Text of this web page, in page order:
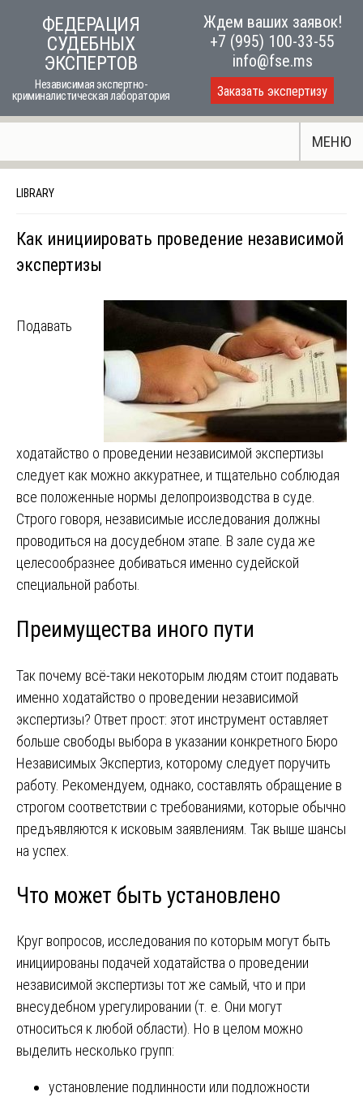
ФЕДЕРАЦИЯ
СУДЕБНЫХ
ЭКСПЕРТОВ
Независимая экспертно-
криминалистическая лаборатория
Ждем ваших заявок!
+7 (995) 100-33-55
info@fse.ms
Заказать экспертизу
МЕНЮ
LIBRARY
Как инициировать проведение независимой
экспертизы
Подавать
ходатайство о проведении независимой экспертизы
следует как можно аккуратнее, и тщательно соблюдая
все положенные нормы делопроизводства в суде.
Строго говоря, независимые исследования должны
проводиться на досудебном этапе. В зале суда же
целесообразнее добиваться именно судейской
специальной работы.
Преимущества иного пути
Так почему всё-таки некоторым людям стоит подавать
именно ходатайство о проведении независимой
экспертизы? Ответ прост: этот инструмент оставляет
больше свободы выбора в указании конкретного Бюро
Независимых Экспертиз, которому следует поручить
работу. Рекомендуем, однако, составлять обращение в
строгом соответствии с требованиями, которые обычно
предъявляются к исковым заявлениям. Так выше шансы
на успех.
Что может быть установлено
Круг вопросов, исследования по которым могут быть
инициированы подачей ходатайства о проведении
независимой экспертизы тот же самый, что и при
внесудебном урегулировании (т. е. Они могут
относиться к любой области). Но в целом можно
выделить несколько групп:
установление подлинности или подложности